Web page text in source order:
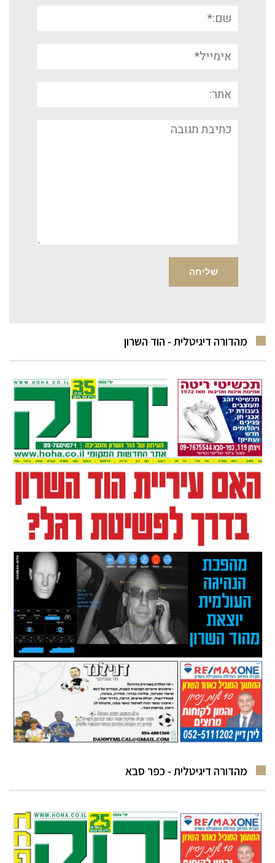
אימייל*
תגובה
מהדורה דיגיטלית - הוד השרון
מהדורה דיגיטלית - כפר סבא